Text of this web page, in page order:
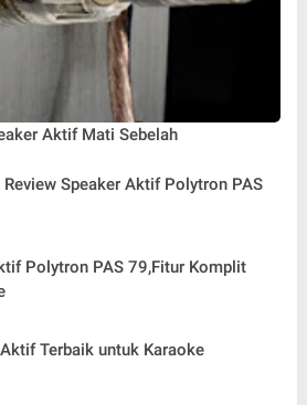
Aktif Mati Sebelah
Review Speaker Aktif Polytron PAS
Komplit
Terbaik untuk Karaoke